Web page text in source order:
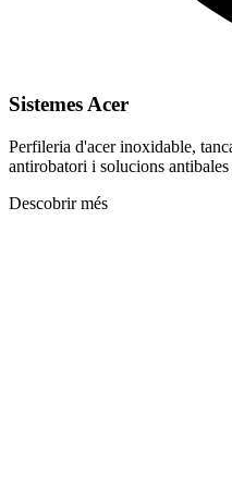
Sistemes Acer
Perfileria d'acer inoxidable,
antirobatori i solucions
Descobrir més